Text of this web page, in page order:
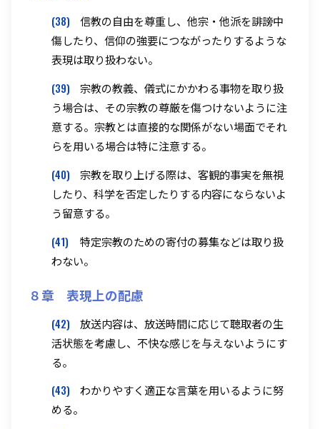
(38)
信教の自由を尊重し、他宗・他派を誹謗中
傷したり、信仰の強要につながったりするような
表現は取り扱わない。
(39)
宗教の教義、儀式にかかわる事物を取り扱
う場合は、その宗教の尊厳を傷つけないように注
意する。宗教とは直接的な関係がない場面でそれ
らを用いる場合は特に注意する。
(40)
宗教を取り上げる際は、客観的事実を無視
したり、科学を否定したりする内容にならないよ
う留意する。
(41)
特定宗教のための寄付の募集などは取り扱
わない。
８章 表現上の配慮
(42)
放送内容は、放送時間に応じて聴取者の生
活状態を考慮し、不快な感じを与えないようにす
る。
(43)
わかりやすく適正な言葉を用いるように努
める。